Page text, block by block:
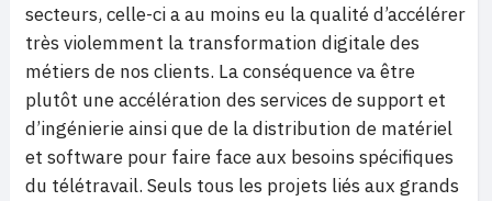
secteurs, celle-ci a au moins eu la qualité d’accélérer
très violemment la transformation digitale des
métiers de nos clients. La conséquence va être
plutôt une accélération des services de support et
d’ingénierie ainsi que de la distribution de matériel
et software pour faire face aux besoins spécifiques
du télétravail. Seuls tous les projets liés aux grands